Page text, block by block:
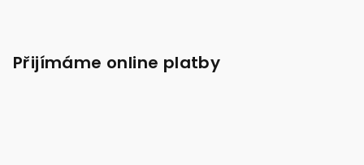
Přijímáme online platby